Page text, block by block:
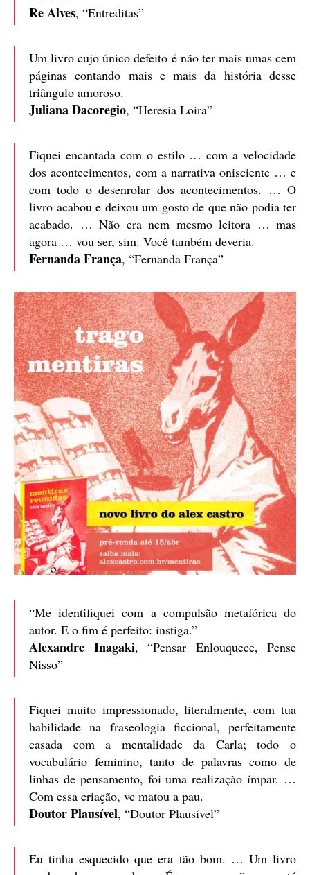
Re Alves, “Entreditas”
Um livro cujo único defeito é não ter mais umas cem
páginas contando mais e mais da história desse
triângulo amoroso.
Juliana Dacoregio, “Heresia Loira”
Fiquei encantada com o estilo … com a velocidade
dos acontecimentos, com a narrativa onisciente … e
com todo o desenrolar dos acontecimentos. … O
livro acabou e deixou um gosto de que não podia ter
acabado. … Não era nem mesmo leitora … mas
agora … vou ser, sim. Você também deveria.
Fernanda França, “Fernanda França”
“Me identifiquei com a compulsão metafórica do
autor. E o fim é perfeito: instiga.”
Alexandre Inagaki, “Pensar Enlouquece, Pense
Nisso”
Fiquei muito impressionado, literalmente, com tua
habilidade na fraseologia ficcional, perfeitamente
casada com a mentalidade da Carla; todo o
vocabulário feminino, tanto de palavras como de
linhas de pensamento, foi uma realização ímpar. …
Com essa criação, vc matou a pau.
Doutor Plausível, “Doutor Plausível”
Eu tinha esquecido que era tão bom. … Um livro